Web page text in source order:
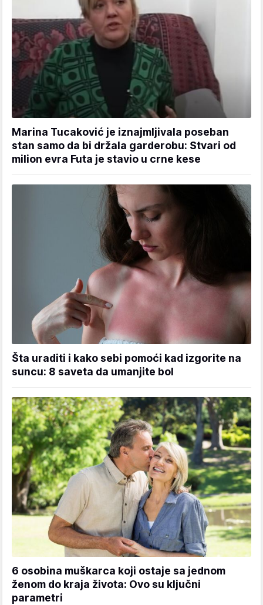
Marina Tucaković je iznajmljivala poseban
stan samo da bi držala garderobu: Stvari od
milion evra Futa je stavio u crne kese
Šta uraditi i kako sebi pomoći kad izgorite na
suncu: 8 saveta da umanjite bol
6 osobina muškarca koji ostaje sa jednom
ženom do kraja života: Ovo su ključni
parametri